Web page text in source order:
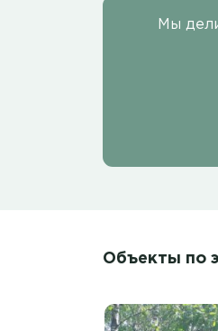
Мы
Объекты по